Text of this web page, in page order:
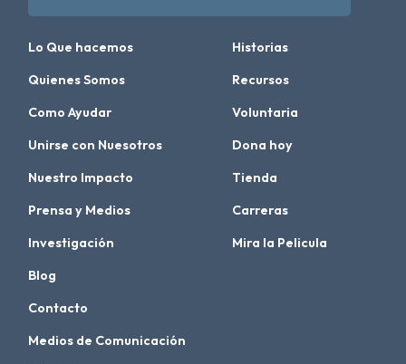
Lo Que hacemos
Quienes Somos
Como Ayudar
Unirse con Nuesotros
Nuestro Impacto
Prensa y Medios
Investigación
Historias
Recursos
Voluntaria
Dona hoy
Tienda
Carreras
Mira la Pelicula
Blog
Contacto
Medios de Comunicación